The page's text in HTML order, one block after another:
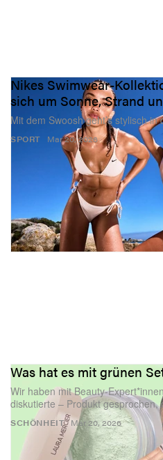
SPORT
Nikes Swimwear-
sich um Sonne, Strand
Mit dem Swoosh geht’s stylisch
Mar 20, 2026
SCHÖNHEIT
Was hat es mit grünen
Wir haben mit Beauty-
diskutierte – Produkt
Mar 20, 2026